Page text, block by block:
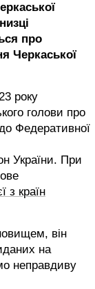
про
Черкаської
року
голови про
Федеративної
України. При
з країн
він
на
неправдиву